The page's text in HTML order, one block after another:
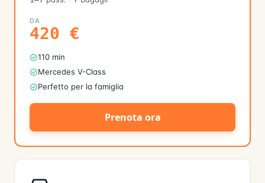
DA
420 €
110 min
Mercedes V-Class
Perfetto per la famiglia
Prenota ora